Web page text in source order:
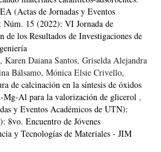
(Actas de Jornadas y Eventos
Núm. 15 (2022): VI Jornada de
los Resultados de Investigaciones de
Daiana Santos, Griselda Alejandra
Bálsamo, Mónica Elsie Crivello,
de calcinación en la síntesis de óxidos
Mg-Al para la valorización de glicerol ,
y Eventos Académicos de UTN):
8vo. Encuentro de Jóvenes
y Tecnologías de Materiales - JIM